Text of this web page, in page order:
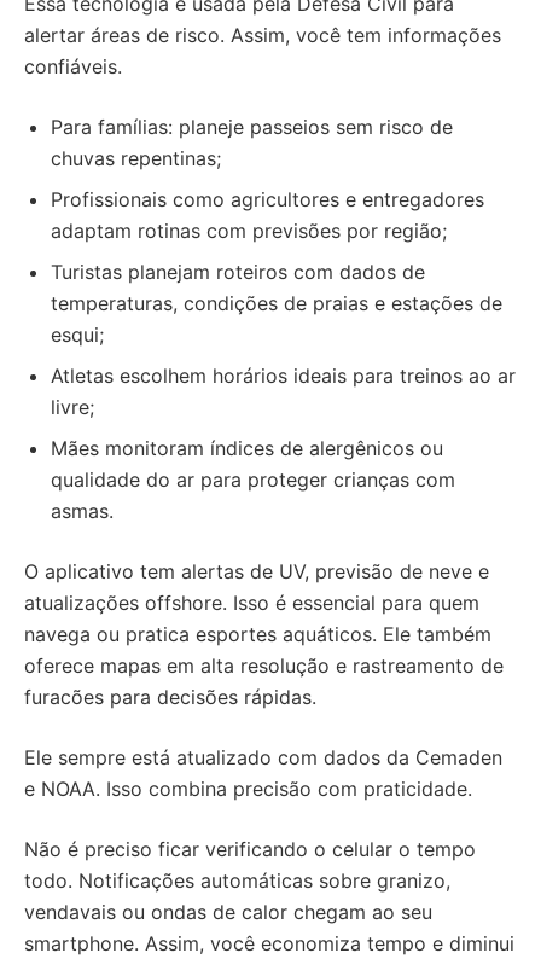
alertar áreas de risco. Assim, você tem informações
confiáveis.
Para famílias: planeje passeios sem risco de
chuvas repentinas;
Profissionais como agricultores e entregadores
adaptam rotinas com previsões por região;
Turistas planejam roteiros com dados de
temperaturas, condições de praias e estações de
esqui;
Atletas escolhem horários ideais para treinos ao ar
livre;
Mães monitoram índices de alergênicos ou
qualidade do ar para proteger crianças com
asmas.
O aplicativo tem alertas de UV, previsão de neve e
atualizações offshore. Isso é essencial para quem
navega ou pratica esportes aquáticos. Ele também
oferece mapas em alta resolução e rastreamento de
furacões para decisões rápidas.
Ele sempre está atualizado com dados da Cemaden
e NOAA. Isso combina precisão com praticidade.
Não é preciso ficar verificando o celular o tempo
todo. Notificações automáticas sobre granizo,
vendavais ou ondas de calor chegam ao seu
smartphone. Assim, você economiza tempo e diminui